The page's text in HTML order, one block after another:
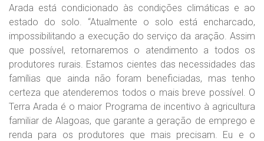
Arada está condicionado às condições climáticas e ao
estado do solo. “Atualmente o solo está encharcado,
impossibilitando a execução do serviço da aração. Assim
que possível, retornaremos o atendimento a todos os
produtores rurais. Estamos cientes das necessidades das
famílias que ainda não foram beneficiadas, mas tenho
certeza que atenderemos todos o mais breve possível. O
Terra Arada é o maior Programa de incentivo à agricultura
familiar de Alagoas, que garante a geração de emprego e
renda para os produtores que mais precisam. Eu e o